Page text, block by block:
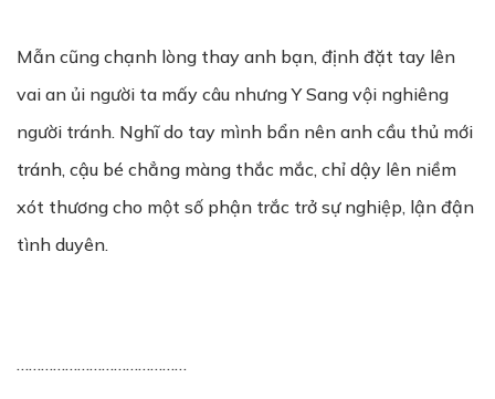
Mẫn cũng chạnh lòng thay anh bạn, định đặt tay lên
vai an ủi người ta mấy câu nhưng Y Sang vội nghiêng
người tránh. Nghĩ do tay mình bẩn nên anh cầu thủ mới
tránh, cậu bé chẳng màng thắc mắc, chỉ dậy lên niềm
xót thương cho một số phận trắc trở sự nghiệp, lận đận
tình duyên.
……………………………………